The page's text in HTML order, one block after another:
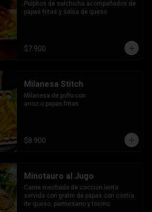
Pulpitos de salchicha acompañados de
papas fritas y salsa de queso
$7.900
Milanesa Stitch
Milanesa de pollo con
arroz o papas fritas
$8.900
Minotauro al Jugo
Carne mechada de coccion lenta
servida con gratin de papas con costra
de queso, parmesano y tocino.